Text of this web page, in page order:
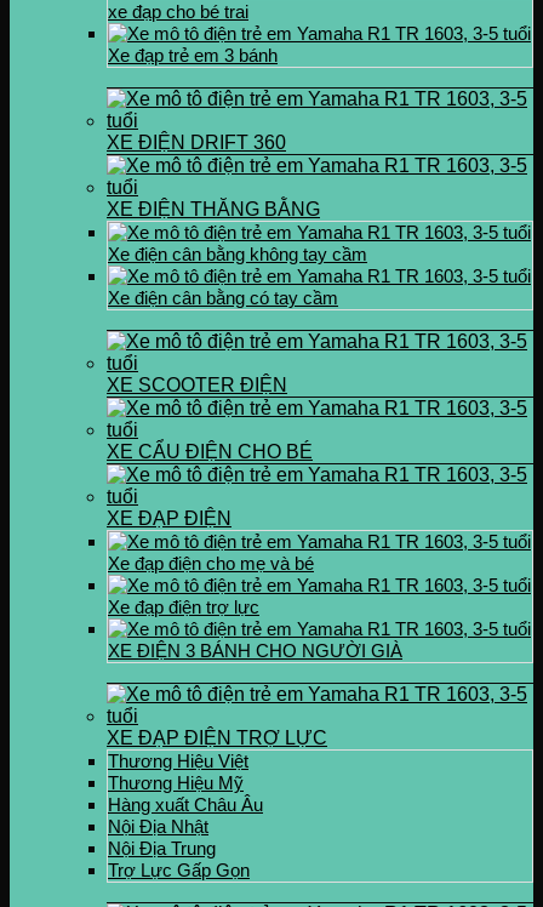
xe đạp cho bé trai
Xe đạp trẻ em 3 bánh
XE ĐIỆN DRIFT 360
XE ĐIỆN THĂNG BẰNG
Xe điện cân bằng không tay cầm
Xe điện cân bằng có tay cầm
XE SCOOTER ĐIỆN
XE CẨU ĐIỆN CHO BÉ
XE ĐẠP ĐIỆN
Xe đạp điện cho mẹ và bé
Xe đạp điện trợ lực
XE ĐIỆN 3 BÁNH CHO NGƯỜI GIÀ
XE ĐẠP ĐIỆN TRỢ LỰC
Thương Hiệu Việt
Thương Hiệu Mỹ
Hàng xuất Châu Âu
Nội Địa Nhật
Nội Địa Trung
Trợ Lực Gấp Gọn